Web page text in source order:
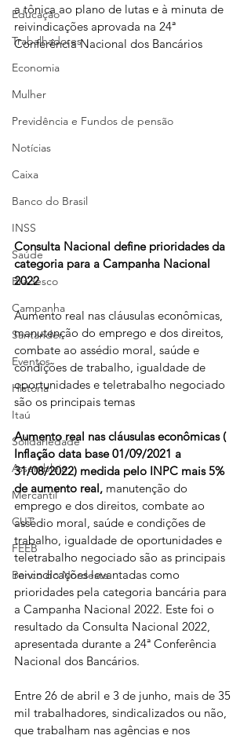
Educação
Trabalhadores
Economia
Mulher
Previdência e Fundos de pensão
Notícias
Caixa
Banco do Brasil
INSS
Saúde
Bradesco
Campanha
Santander
Eventos
História
Itaú
Solidariedade
Assembleia
Mercantil
CUT
FEEB
Banco do Nordeste
a tônica ao plano de lutas e à minuta de
reivindicações aprovada na 24ª
Conferência Nacional dos Bancários
Consulta Nacional define prioridades da
categoria para a Campanha Nacional
2022
Aumento real nas cláusulas econômicas,
manutenção do emprego e dos direitos,
combate ao assédio moral, saúde e
condições de trabalho, igualdade de
oportunidades e teletrabalho negociado
são os principais temas
Aumento real nas cláusulas econômicas (
Inflação data base 01/09/2021 a
31/08/2022) medida pelo INPC mais 5%
de aumento real, manutenção do
emprego e dos direitos, combate ao
assédio moral, saúde e condições de
trabalho, igualdade de oportunidades e
teletrabalho negociado são as principais
reivindicações levantadas como
prioridades pela categoria bancária para
a Campanha Nacional 2022. Este foi o
resultado da Consulta Nacional 2022,
apresentada durante a 24ª Conferência
Nacional dos Bancários.
Entre 26 de abril e 3 de junho, mais de 35
mil trabalhadores, sindicalizados ou não,
que trabalham nas agências e nos